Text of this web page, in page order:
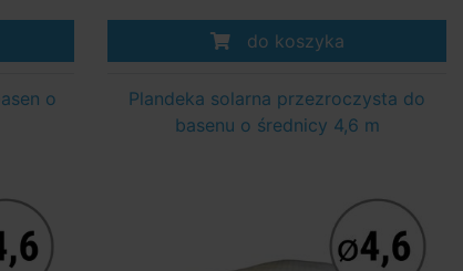
do koszyka
o
Plandeka solarna przezroczysta do
basenu o średnicy 4,6 m